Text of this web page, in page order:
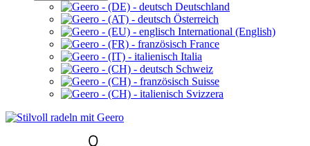
Deutschland
Österreich
International (English)
France
Italia
Schweiz
Suisse
Svizzera